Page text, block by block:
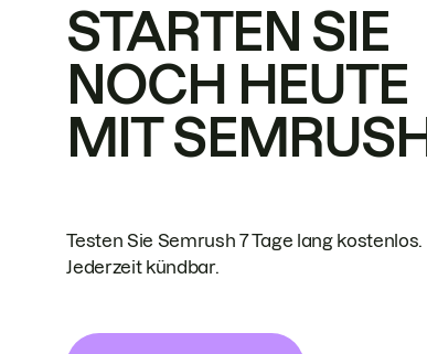
STARTEN SIE
NOCH HEUTE
MIT
Testen Sie Semrush 7 Tage lang kostenlos.
Jederzeit kündbar.